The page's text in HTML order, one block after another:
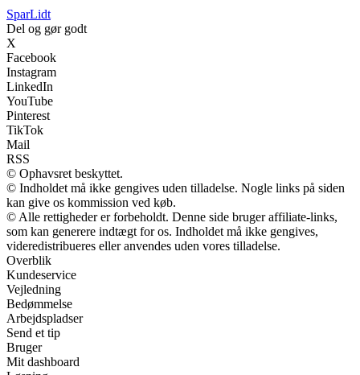
SparLidt
Del og gør godt
X
Facebook
Instagram
LinkedIn
YouTube
Pinterest
TikTok
Mail
RSS
© Ophavsret beskyttet.
© Indholdet må ikke gengives uden tilladelse. Nogle links på siden
kan give os kommission ved køb.
© Alle rettigheder er forbeholdt. Denne side bruger affiliate-links,
som kan generere indtægt for os. Indholdet må ikke gengives,
videredistribueres eller anvendes uden vores tilladelse.
Overblik
Kundeservice
Vejledning
Bedømmelse
Arbejdspladser
Send et tip
Bruger
Mit dashboard